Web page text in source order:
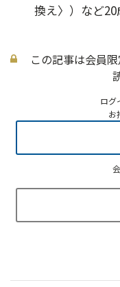
換え〉）など
この記事は会員
ログ
お